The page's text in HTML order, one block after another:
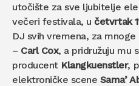
utočište za sve ljubitelje
večeri festivala, učetvrtak
DJ svih vremena, za
– Carl Cox, a pridružuju mu
producent Klangkuenstler,
elektroničke scene Sama’